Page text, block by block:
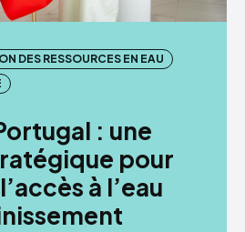
DES RESSOURCES EN EAU
: une
pour
à l’eau